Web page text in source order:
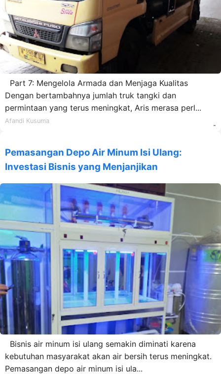
Part 7: Mengelola Armada dan Menjaga Kualitas
Dengan bertambahnya jumlah truk tangki dan
permintaan yang terus meningkat, Aris merasa perl...
Afandi Kusuma
-
Pemasangan Depo Air Minum Isi Ulang:
Investasi Bisnis yang Menjanjikan
Bisnis air minum isi ulang semakin diminati karena
kebutuhan masyarakat akan air bersih terus meningkat.
Pemasangan depo air minum isi ula...